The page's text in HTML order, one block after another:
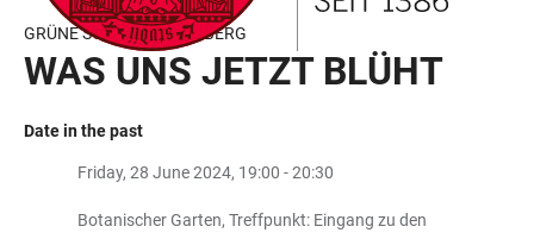
GRÜNE SCHULE HEIDELBERG
WAS UNS JETZT BLÜHT
Date in the past
Friday, 28 June 2024, 19:00 - 20:30
Botanischer Garten, Treffpunkt: Eingang zu den